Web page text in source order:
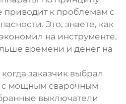
приводит к проблемам с
Это, знаете, как
на инструменте,
времени и денег на
заказчик выбрал
с мощным сварочным
выключатели